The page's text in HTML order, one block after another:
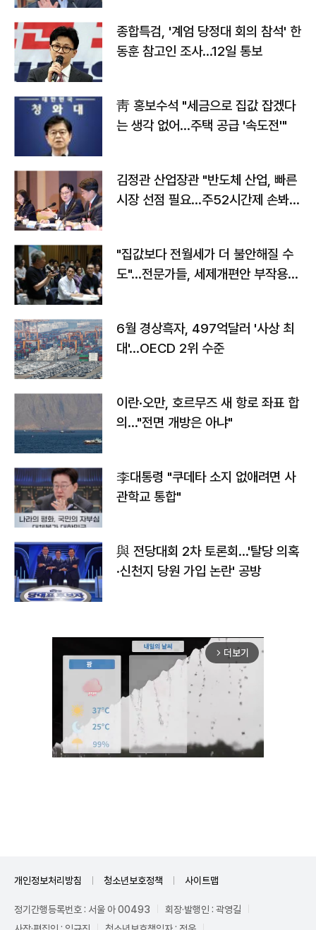
종합특검, '계엄 당정대 회의 참석' 한
동훈 참고인 조사...12일 통보
靑 홍보수석 "세금으로 집값 잡겠다
는 생각 없어…주택 공급 '속도전'"
김정관 산업장관 "반도체 산업, 빠른
시장 선점 필요…주52시간제 손봐
"집값보다 전월세가 더 불안해질 수
도"…전문가들, 세제개편안 부작용
6월 경상흑자, 497억달러 '사상 최
대'…OECD 2위 수준
이란·오만, 호르무즈 새 항로 좌표 합
의…"전면 개방은 아냐"
李대통령 "쿠데타 소지 없애려면 사
관학교 통합"
與 전당대회 2차 토론회…'탈당 의혹
·신천지 당원 가입 논란' 공방
arrow_forward_ios 더보기
개인정보처리방침 청소년보호정책 사이트맵
정기간행등록번호 : 서울 아 00493
회장·발행인 : 곽영길